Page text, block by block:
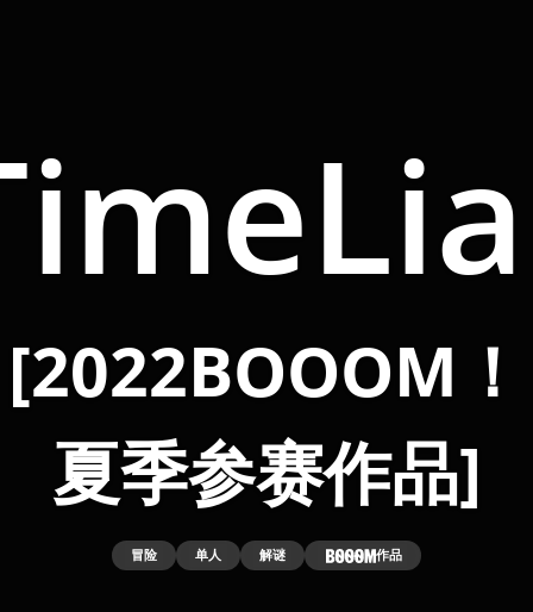
[2022BOOOM！
夏季参赛作品]
冒险 单人 解谜 作品